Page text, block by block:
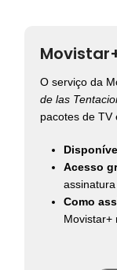
O serviço da
de las
pacotes de TV
Acesso
Como
Movistar+